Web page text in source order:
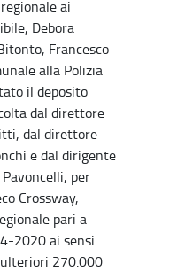
ai
Debora
Francesco
alla Polizia
il deposito
dal direttore
dal direttore
e dal dirigente
per
Crossway,
pari a
2020 ai sensi
270.000